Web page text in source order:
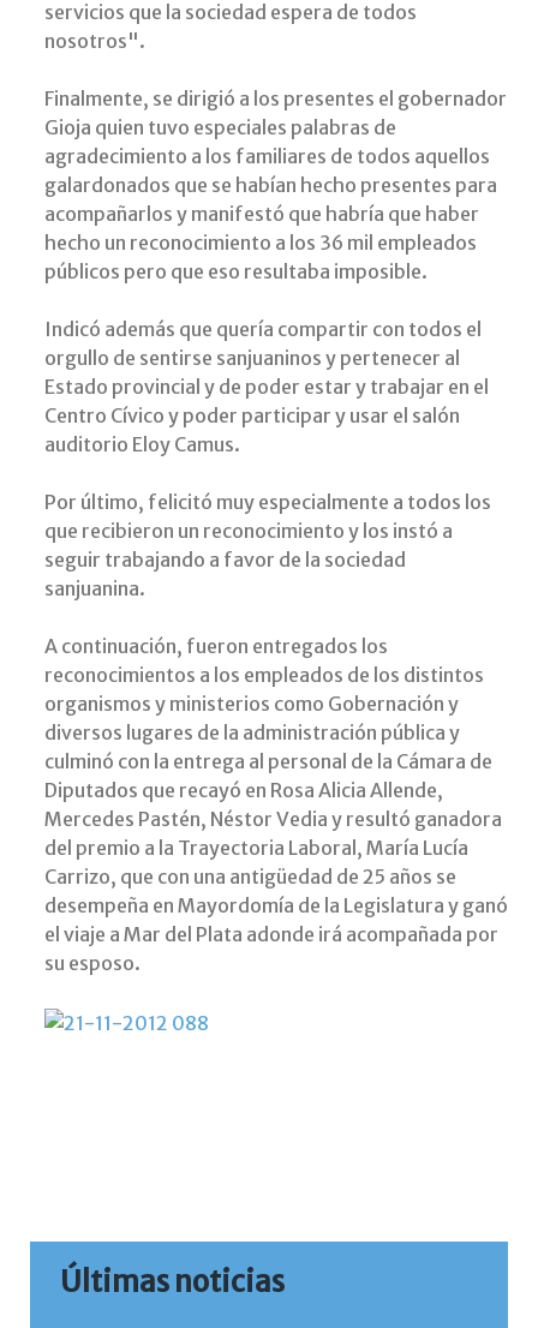
servicios que la sociedad espera de todos
nosotros".
Finalmente, se dirigió a los presentes el gobernador
Gioja quien tuvo especiales palabras de
agradecimiento a los familiares de todos aquellos
galardonados que se habían hecho presentes para
acompañarlos y manifestó que habría que haber
hecho un reconocimiento a los 36 mil empleados
públicos pero que eso resultaba imposible.
Indicó además que quería compartir con todos el
orgullo de sentirse sanjuaninos y pertenecer al
Estado provincial y de poder estar y trabajar en el
Centro Cívico y poder participar y usar el salón
auditorio Eloy Camus.
Por último, felicitó muy especialmente a todos los
que recibieron un reconocimiento y los instó a
seguir trabajando a favor de la sociedad
sanjuanina.
A continuación, fueron entregados los
reconocimientos a los empleados de los distintos
organismos y ministerios como Gobernación y
diversos lugares de la administración pública y
culminó con la entrega al personal de la Cámara de
Diputados que recayó en Rosa Alicia Allende,
Mercedes Pastén, Néstor Vedia y resultó ganadora
del premio a la Trayectoria Laboral, María Lucía
Carrizo, que con una antigüedad de 25 años se
desempeña en Mayordomía de la Legislatura y ganó
el viaje a Mar del Plata adonde irá acompañada por
su esposo.
Últimas noticias